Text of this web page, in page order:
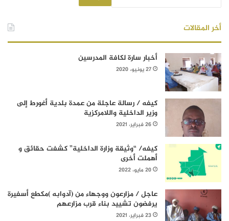
أخر المقالات
أخبار سارة لكافة المدرسين
27 يونيو، 2020
كيفه / رسالة عاجلة من عمدة بلدية أغورط إلى
وزير الداخلية واللامركزية
26 فبراير، 2021
كيفه/ “وثيقة وزارة الداخلية” كشفت حقائق و
أهملت أخرى
20 مايو، 2022
عاجل / مزارعون ووجهاء من (آدوابه )مكطع أسفيرة
يرفضون تشييد بناء قرب مزارعهم
23 فبراير، 2021